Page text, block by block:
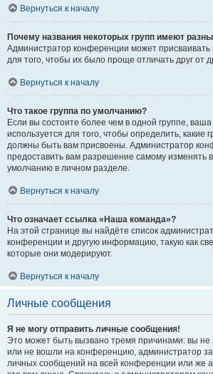
Вернуться к началу
Почему названия некоторых групп имеют
Администратор конференции может присваивать
для того, чтобы их было проще отличать друг от
Вернуться к началу
Что такое группа по умолчанию?
Если вы состоите более чем в одной группе,
используется для того, чтобы определить, какие
должны быть вам присвоены. Администратор
предоставить вам разрешение самому изменять
умолчанию в личном разделе.
Вернуться к началу
Что означает ссылка «Наша команда»?
На этой странице вы найдёте список
конференции и другую информацию, такую как
которые они модерируют.
Вернуться к началу
Личные сообщения
Я не могу отправить личные сообщения!
Это может быть вызвано тремя причинами: вы не
или не вошли на конференцию, администратор
личных сообщений на всей конференции или же